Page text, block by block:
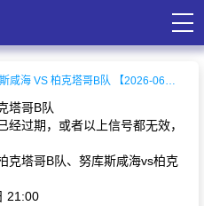
努库斯咸海 VS 柏克塔哥B队 【2026-06-03 21:00:00】
塔哥B队
经过期，或者以上信号都无效，
克塔哥B队、努库斯咸海vs柏克
21:00